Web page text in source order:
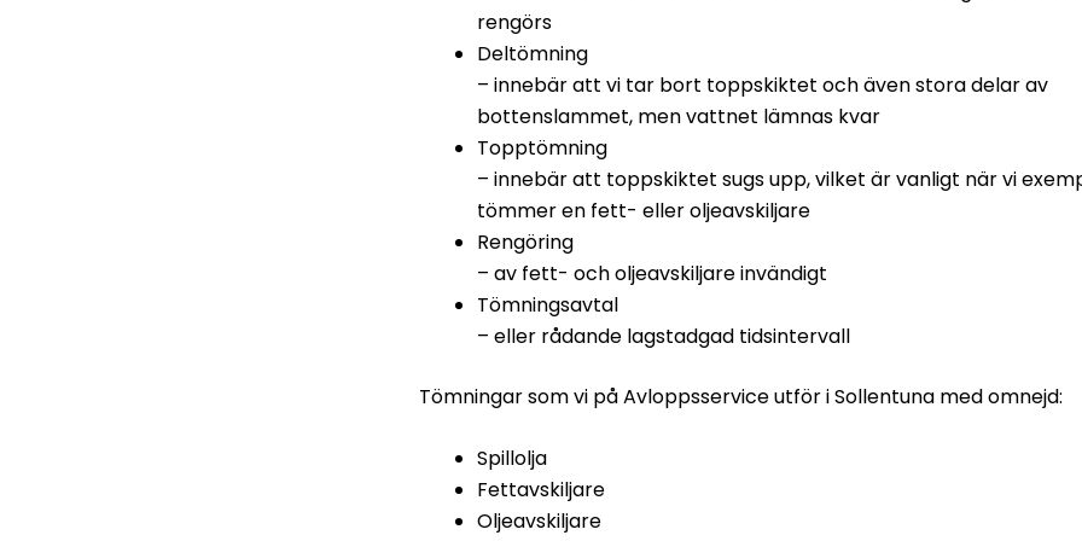
rengörs
Deltömning
– innebär att vi tar bort toppskiktet och även stora delar av
bottenslammet, men vattnet lämnas kvar
Topptömning
– innebär att toppskiktet sugs upp, vilket är vanligt när vi
tömmer en fett- eller oljeavskiljare
Rengöring
– av fett- och oljeavskiljare invändigt
Tömningsavtal
– eller rådande lagstadgad tidsintervall
Tömningar som vi på Avloppsservice utför i Sollentuna med omnejd:
Spillolja
Fettavskiljare
Oljeavskiljare